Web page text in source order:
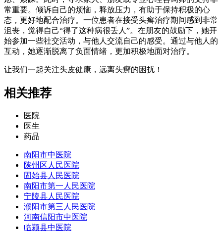
常重要。倾诉自己的烦恼，释放压力，有助于保持积极的心
态，更好地配合治疗。一位患者在接受头癣治疗期间感到非常
沮丧，觉得自己“得了这种病很丢人”。在朋友的鼓励下，她开
始参加一些社交活动，与他人交流自己的感受。通过与他人的
互动，她逐渐脱离了负面情绪，更加积极地面对治疗。
让我们一起关注头皮健康，远离头癣的困扰！
相关推荐
医院
医生
药品
南阳市中医院
陕州区人民医院
固始县人民医院
南阳市第一人民医院
宁陵县人民医院
濮阳市第三人民医院
河南信阳市中医院
临颍县中医院